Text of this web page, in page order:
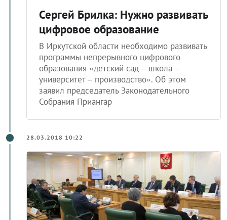
Сергей Брилка: Нужно развивать
цифровое образование
В Иркутской области необходимо развивать
программы непрерывного цифрового
образования «детский сад – школа –
университет – производство». Об этом
заявил председатель Законодательного
Собрания Приангар
28.03.2018 10:22